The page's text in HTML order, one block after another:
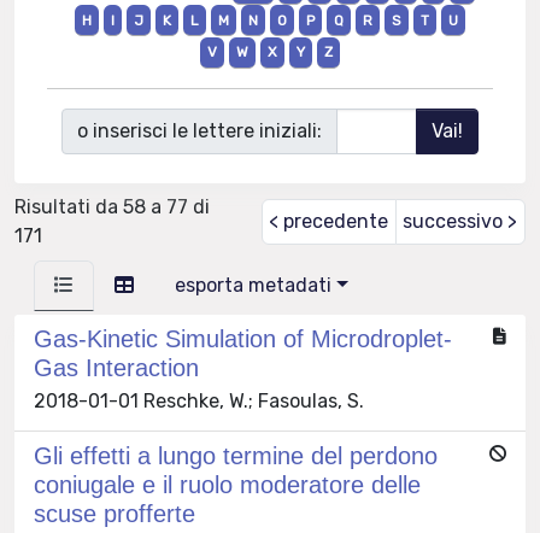
H
I J K L M N O P Q R S T
U
V
W X Y Z
o inserisci le lettere iniziali:
Risultati da 58 a 77 di
171
< precedente successivo >
esporta metadati
Gas-Kinetic Simulation of Microdroplet-
Gas Interaction
2018-01-01 Reschke, W.; Fasoulas, S.
Gli effetti a lungo termine del perdono
coniugale e il ruolo moderatore delle
scuse profferte